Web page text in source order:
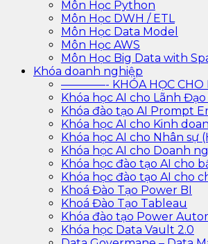
Môn Học Python
Môn Học DWH / ETL
Môn Học Data Model
Môn Học AWS
Môn Học Big Data with
Khóa doanh nghiệp
————- KHÓA HỌC
Khóa học AI cho Lãnh
Khóa đào tạo AI Prompt
Khóa học AI cho Kinh
Khóa học AI cho Nhân sự
Khóa học AI cho Doanh
Khóa học đào tạo AI cho
Khóa học đào tạo AI cho
Khoá Đào Tạo Power BI
Khoá Đào Tạo Tableau
Khóa đào tạo Power
Khóa học Data Vault 2.0